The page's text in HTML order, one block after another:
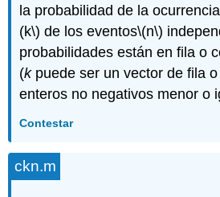
la probabilidad de la
(k\) de los eventos\(n\)
probabilidades están en fila o
(kpuede ser un vector de fila
enteros no negativos menor o
Contestar
ckn.m